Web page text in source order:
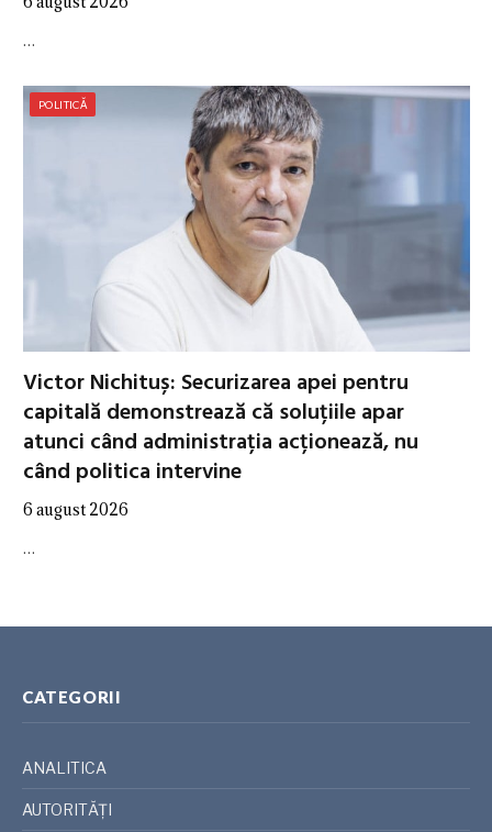
…
POLITICĂ
Victor Nichituș: Securizarea apei pentru
capitală demonstrează că soluțiile apar
atunci când administrația acționează, nu
când politica intervine
6 august 2026
…
CATEGORII
ANALITICA
AUTORITĂȚI